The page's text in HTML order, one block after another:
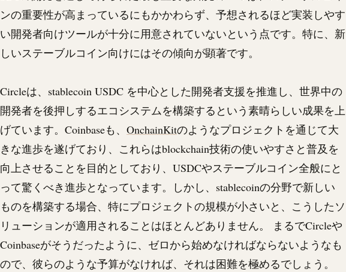
ンの重要性が高まっているにもかかわらず、予想されるほど実装しやす
い開発者向けツールが十分に用意されていないという点です。特に、新
しいステーブルコイン向けにはその傾向が顕著です。
Circleは、 stablecoin USDC を中心とした開発者支援を推進し、世界中の
開発者を後押しするエコシステムを構築するという素晴らしい成果を上
げています。Coinbaseも、 OnchainKitのようなプロジェクトを通じて大
きな進歩を遂げており、これらはblockchain技術の使いやすさと普及を
向上させることを目的としており、 USDCやステーブルコイン全般にと
って驚くべき進歩となっています。しかし、 stablecoinの分野で新しい
ものを構築する場合、特にプロジェクトの規模が小さいと、こうしたソ
リューションが適用されることはほとんどありません。 まるでCircleや
Coinbaseがそうだったように、ゼロから始めなければならないようなも
ので、彼らのような予算がなければ、それは困難を極めるでしょう。